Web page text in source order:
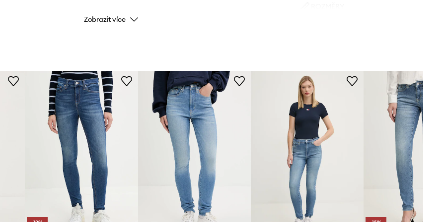
Barva
Výrobce
ID produktu
Doporučujeme zvolit velikost, kterou
běžně nosíte.
Tabulka velikosti
Zobrazit více